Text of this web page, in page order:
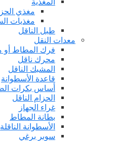
مغذي
مغذيات
طبل الناقل
معدات النقل
فرك المطاط أو
محرك ناقل
المشبك الناقل
قاعدة الأسطوانة
أساس بكرات
الحزام الناقل
غراء الجهاز
بطانة المطاط
الأسطوانة الناقلة
سوبر برغي